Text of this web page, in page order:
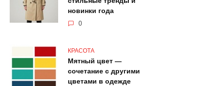
новинки года
0
КРАСОТА
Мятный цвет —
сочетание с другими
цветами в одежде